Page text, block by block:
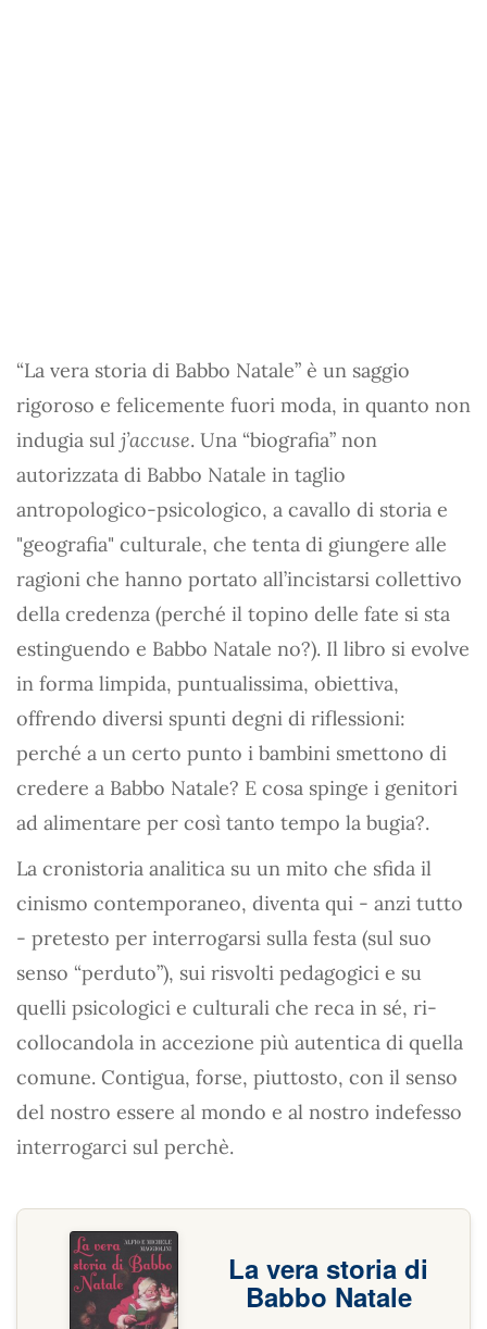
“La vera storia di Babbo Natale” è un saggio
rigoroso e felicemente fuori moda, in quanto non
indugia sul j’accuse. Una “biografia” non
autorizzata di Babbo Natale in taglio
antropologico-psicologico, a cavallo di storia e
"geografia" culturale, che tenta di giungere alle
ragioni che hanno portato all’incistarsi collettivo
della credenza (perché il topino delle fate si sta
estinguendo e Babbo Natale no?). Il libro si evolve
in forma limpida, puntualissima, obiettiva,
offrendo diversi spunti degni di riflessioni:
perché a un certo punto i bambini smettono di
credere a Babbo Natale? E cosa spinge i genitori
ad alimentare per così tanto tempo la bugia?.
La cronistoria analitica su un mito che sfida il
cinismo contemporaneo, diventa qui - anzi tutto
- pretesto per interrogarsi sulla festa (sul suo
senso “perduto”), sui risvolti pedagogici e su
quelli psicologici e culturali che reca in sé, ri-
collocandola in accezione più autentica di quella
comune. Contigua, forse, piuttosto, con il senso
del nostro essere al mondo e al nostro indefesso
interrogarci sul perchè.
La vera storia di
Babbo Natale